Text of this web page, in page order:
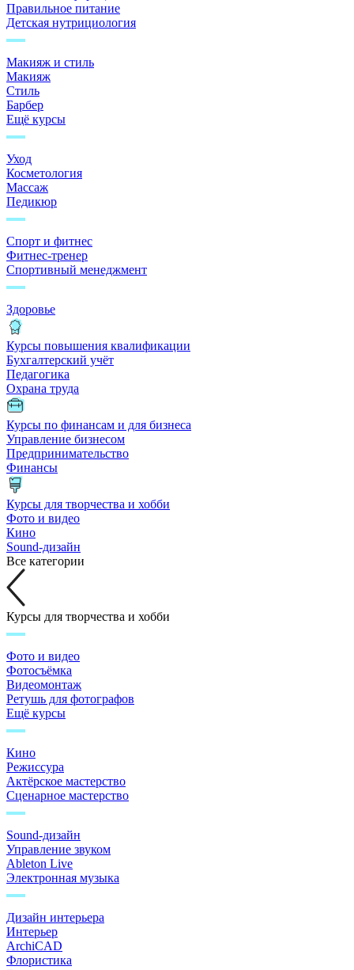
Правильное питание
Детская нутрициология
Макияж и стиль
Макияж
Стиль
Барбер
Ещё курсы
Уход
Косметология
Массаж
Педикюр
Спорт и фитнес
Фитнес-тренер
Спортивный менеджмент
Здоровье
Курсы повышения квалификации
Бухгалтерский учёт
Педагогика
Охрана труда
Курсы по финансам и для бизнеса
Управление бизнесом
Предпринимательство
Финансы
Курсы для творчества и хобби
Фото и видео
Кино
Sound-дизайн
Все категории
Курсы для творчества и хобби
Фото и видео
Фотосъёмка
Видеомонтаж
Ретушь для фотографов
Ещё курсы
Кино
Режиссура
Актёрское мастерство
Сценарное мастерство
Sound-дизайн
Управление звуком
Ableton Live
Электронная музыка
Дизайн интерьера
Интерьер
ArchiCAD
Флористика